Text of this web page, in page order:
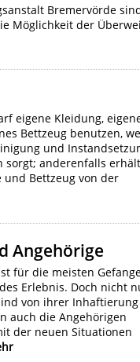
Bremervörde
Möglichkeit der
eigene Kleidung,
Bettzeug benutzen,
und
sorgt; anderenfalls
und Bettzeug von der
Angehörige
für die meisten
Erlebnis. Doch nicht
von ihrer Inhaftierung
auch die Angehörigen
der neuen Situationen